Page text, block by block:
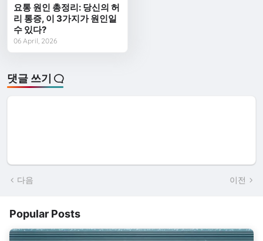
요통 원인 총정리: 당신의 허
리 통증, 이 3가지가 원인일
수 있다?
06 April, 2026
댓글 쓰기
다음 이전
Popular Posts